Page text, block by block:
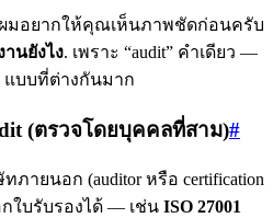
ผมอยากให้คุณเห็นภาพชัดก่อนครับ
นยังไง. เพราะ “audit” คำเดียว —
แบบที่ต่างกันมาก
(ตรวจโดยบุคคลที่สาม)#
ายนอก (auditor หรือ certification
ใบรับรองได้ — เช่น ISO 27001